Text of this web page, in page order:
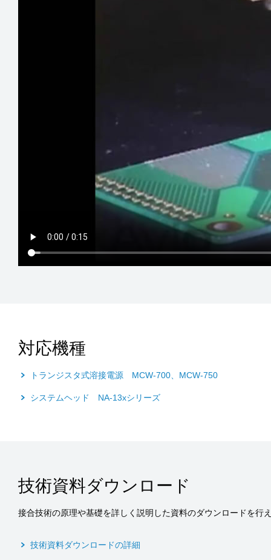
対応機種
トランジスタ式溶接電源 MCW-700、MCW-750
システムヘッド NA-13xシリーズ
技術資料ダウンロード
接合技術の原理や基礎を詳しく説明した資料のダウンロードを行
技術資料ダウンロードの詳細